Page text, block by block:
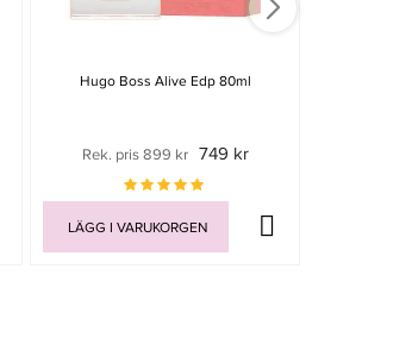
Hugo Boss Alive Edp 80ml
Rek. pris 899 kr 749 kr
LÄGG I VARUKORGEN